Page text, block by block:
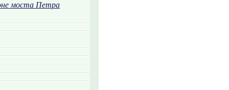
моста Петра